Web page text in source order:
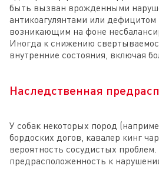
быть вызван врожденными
антикоагулянтами или
возникающим на фоне
Иногда к снижению
внутренние состояния, включая
Наследственная
У собак некоторых пород
бордоских догов, кавалер кинг
вероятность сосудистых
предрасположенность к